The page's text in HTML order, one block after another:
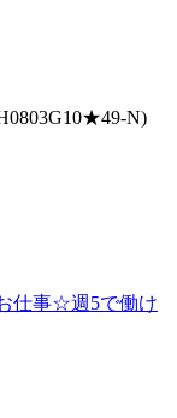
N)
仕事☆週5で働け